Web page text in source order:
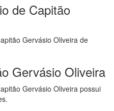
de Capitão
Gervásio Oliveira de
Gervásio Oliveira
Gervásio Oliveira possui